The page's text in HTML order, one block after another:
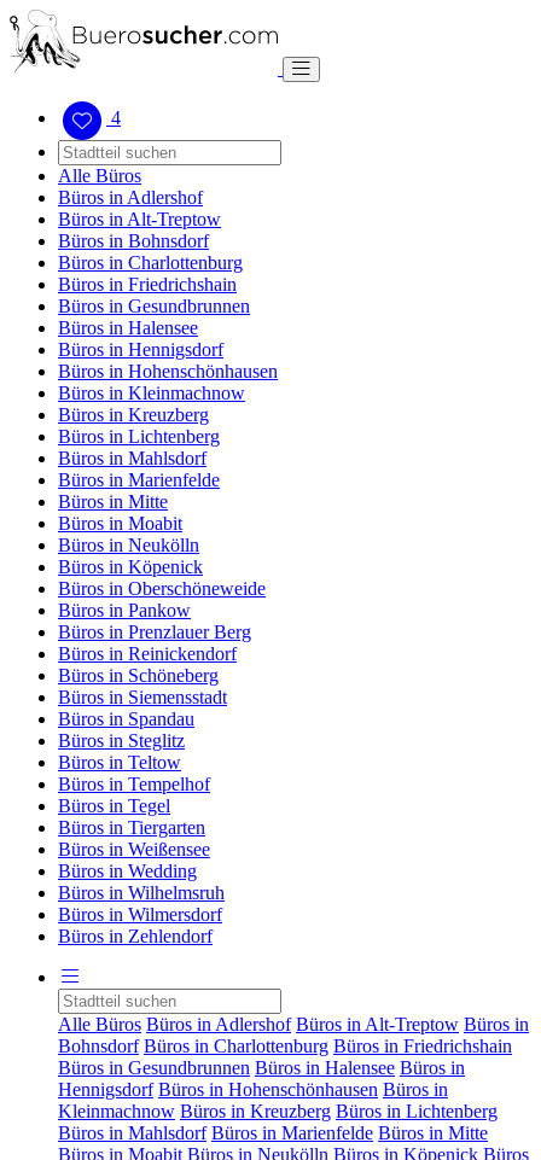
4
Alle Büros
Büros in Adlershof
Büros in Alt-Treptow
Büros in Bohnsdorf
Büros in Charlottenburg
Büros in Friedrichshain
Büros in Gesundbrunnen
Büros in Halensee
Büros in Hennigsdorf
Büros in Hohenschönhausen
Büros in Kleinmachnow
Büros in Kreuzberg
Büros in Lichtenberg
Büros in Mahlsdorf
Büros in Marienfelde
Büros in Mitte
Büros in Moabit
Büros in Neukölln
Büros in Köpenick
Büros in Oberschöneweide
Büros in Pankow
Büros in Prenzlauer Berg
Büros in Reinickendorf
Büros in Schöneberg
Büros in Siemensstadt
Büros in Spandau
Büros in Steglitz
Büros in Teltow
Büros in Tempelhof
Büros in Tegel
Büros in Tiergarten
Büros in Weißensee
Büros in Wedding
Büros in Wilhelmsruh
Büros in Wilmersdorf
Büros in Zehlendorf
Alle Büros Büros in Adlershof Büros in Alt-Treptow Büros in
Bohnsdorf Büros in Charlottenburg Büros in Friedrichshain
Büros in Gesundbrunnen Büros in Halensee Büros in
Hennigsdorf Büros in Hohenschönhausen Büros in
Kleinmachnow Büros in Kreuzberg Büros in Lichtenberg
Büros in Mahlsdorf Büros in Marienfelde Büros in Mitte
Büros in Moabit Büros in Neukölln Büros in Köpenick Büros